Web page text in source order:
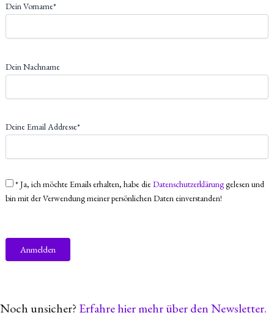
Dein Vorname*
Dein Nachname
Deine Email Addresse*
* Ja, ich möchte Emails erhalten, habe dieDatenschutzerklärunggelesen und
bin mit der Verwendung meiner persönlichen Daten einverstanden!
Noch unsicher? Erfahre hier mehr über den Newsletter.